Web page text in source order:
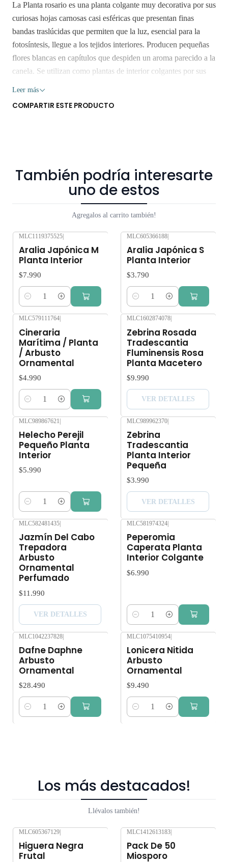
La Planta rosario es una planta colgante muy decorativa por sus
curiosas hojas carnosas casi esféricas que presentan finas
bandas traslúcidas que permiten que la luz, esencial para la
fotosíntesis, llegue a los tejidos interiores. Producen pequeñas
flores blancas en capítulos que despiden un aroma parecido a la
canela. Se utilizan como plantas de interior colgantes por sus
lugar soleado siempre que le proporcionemos frecuentes riegos.
San Bernardo. Los despachos son realizados dentro 3 a 5 días
hábiles. Despachos a toda la Región Metropolitana y las
siguientes comunas de Valparaiso: Valparaíso, Viña del Mar,
Quilpué, Villa Alemana, Belloto, Reñaca y Concón. No
enviamos a regiones. Los árboles y plantas son seres vivos que
exposición al sol, pueden verse afectados seriamente.
Leer más
COMPARTIR ESTE PRODUCTO
También podría interesarte
uno de estos
Agregalos al carrito también!
MLC1119375525
Aralia Japónica M
Planta Interior
$7.990
Cantidad
MLC605366188
Aralia Japónica S
Planta Interior
$3.790
Cantidad
MLC579111764
Cineraria
Marítima / Planta
/ Arbusto
Ornamental
$4.990
Cantidad
MLC1602874078
Zebrina Rosada
Tradescantia
Fluminensis Rosa
Planta Macetero
$9.990
VER DETALLES
MLC989867621 |
Helecho Perejil
Pequeño Planta
Interior
$5.990
Cantidad
MLC989962370|
Zebrina
Tradescantia
Planta Interior
Pequeña
$3.990
VER DETALLES
MLC582481435
Jazmín Del Cabo
Trepadora
Arbusto
Ornamental
Perfumado
$11.990
VER DETALLES
MLC581974324
Peperomia
Caperata Planta
Interior Colgante
$6.990
Cantidad
MLC1042237828|
Dafne Daphne
Arbusto
Ornamental
$28.490
Cantidad
MLC1075410954|
Lonicera Nitida
Arbusto
Ornamental
$9.490
Cantidad
Los más destacados!
Llévalos también!
MLC605367129|
Higuera Negra
Frutal
MLC1412613183|
Pack De 50
Miosporo